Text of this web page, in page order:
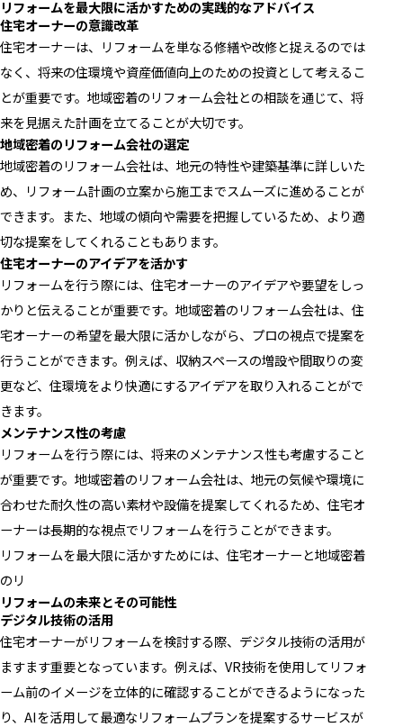
リフォームを最大限に活かすための実践的なアドバイス
住宅オーナーの意識改革
住宅オーナーは、リフォームを単なる修繕や改修と捉えるのでは
なく、将来の住環境や資産価値向上のための投資として考えるこ
とが重要です。地域密着のリフォーム会社との相談を通じて、将
来を見据えた計画を立てることが大切です。
地域密着のリフォーム会社の選定
地域密着のリフォーム会社は、地元の特性や建築基準に詳しいた
め、リフォーム計画の立案から施工までスムーズに進めることが
できます。また、地域の傾向や需要を把握しているため、より適
切な提案をしてくれることもあります。
住宅オーナーのアイデアを活かす
リフォームを行う際には、住宅オーナーのアイデアや要望をしっ
かりと伝えることが重要です。地域密着のリフォーム会社は、住
宅オーナーの希望を最大限に活かしながら、プロの視点で提案を
行うことができます。例えば、収納スペースの増設や間取りの変
更など、住環境をより快適にするアイデアを取り入れることがで
きます。
メンテナンス性の考慮
リフォームを行う際には、将来のメンテナンス性も考慮すること
が重要です。地域密着のリフォーム会社は、地元の気候や環境に
合わせた耐久性の高い素材や設備を提案してくれるため、住宅オ
ーナーは長期的な視点でリフォームを行うことができます。
リフォームを最大限に活かすためには、住宅オーナーと地域密着
のリ
リフォームの未来とその可能性
デジタル技術の活用
住宅オーナーがリフォームを検討する際、デジタル技術の活用が
ますます重要となっています。例えば、VR技術を使用してリフォ
ーム前のイメージを立体的に確認することができるようになった
り、AIを活用して最適なリフォームプランを提案するサービスが